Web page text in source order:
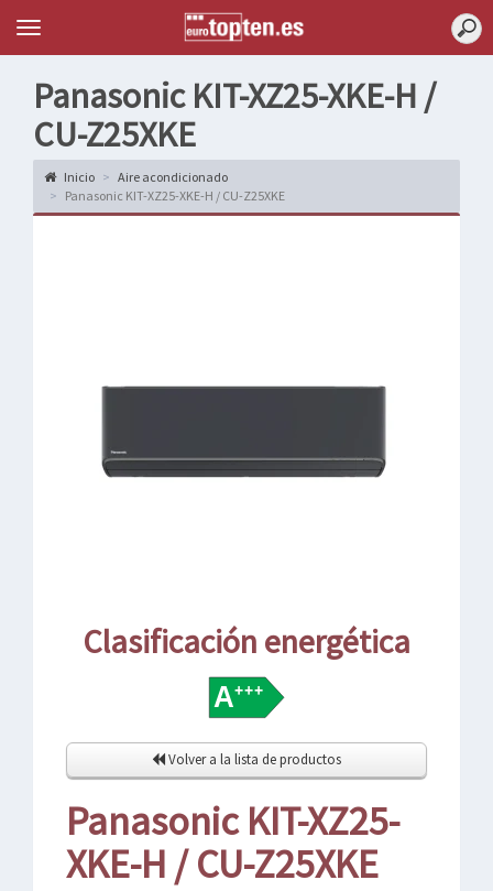
Topten
Menu
Panasonic KIT-XZ25-XKE-H /
CU-Z25XKE
Inicio
Aire acondicionado
Panasonic KIT-XZ25-XKE-H / CU-Z25XKE
Clasificación energética
Volver a la lista de productos
Panasonic KIT-XZ25-
XKE-H / CU-Z25XKE